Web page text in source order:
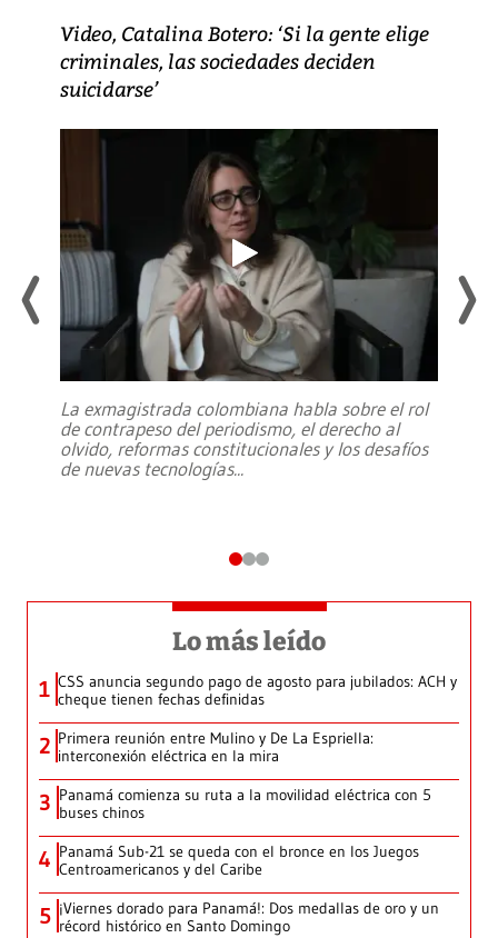
Video, Catalina Botero: ‘Si la gente elige
criminales, las sociedades deciden
suicidarse’
La exmagistrada colombiana habla sobre el rol
de contrapeso del periodismo, el derecho al
olvido, reformas constitucionales y los desafíos
de nuevas tecnologías...
Lo más leído
1 CSS anuncia segundo pago de agosto para jubilados: ACH y
cheque tienen fechas definidas
2 Primera reunión entre Mulino y De La Espriella:
interconexión eléctrica en la mira
3 Panamá comienza su ruta a la movilidad eléctrica con 5
buses chinos
4 Panamá Sub-21 se queda con el bronce en los Juegos
Centroamericanos y del Caribe
5 ¡Viernes dorado para Panamá!: Dos medallas de oro y un
récord histórico en Santo Domingo